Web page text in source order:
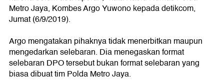
Metro Jaya, Kombes Argo Yuwono kepada detikcom,
Jumat (6/9/2019).
Argo mengatakan pihaknya tidak menerbitkan maupun
mengedarkan selebaran. Dia menegaskan format
selebaran DPO tersebut bukan format selebaran yang
biasa dibuat tim Polda Metro Jaya.